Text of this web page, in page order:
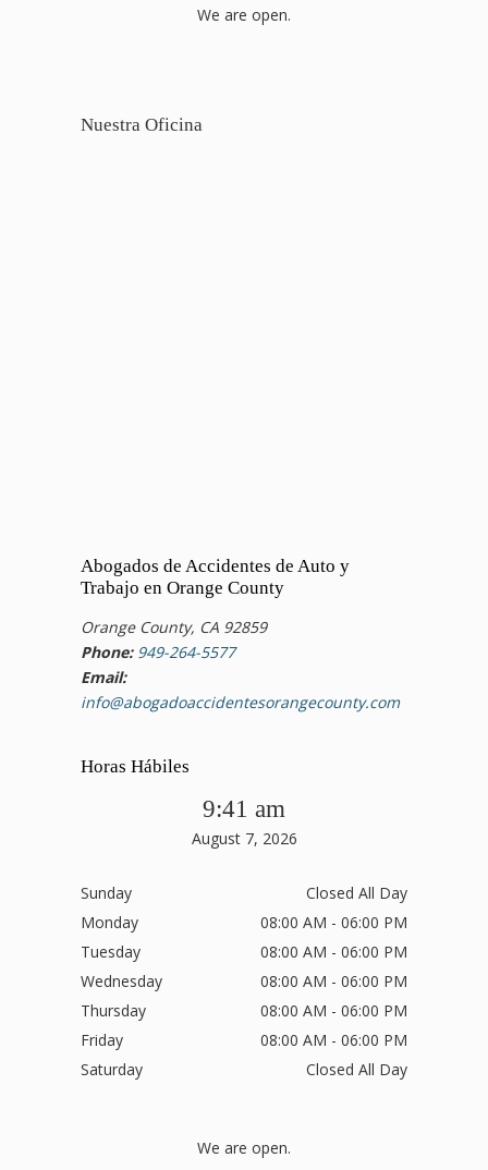
We are open.
Nuestra Oficina
Abogados de Accidentes de Auto y
Trabajo en Orange County
Orange County, CA 92859
Phone: 949-264-5577
Email:
info@abogadoaccidentesorangecounty.com
Horas Hábiles
9:41 am
August 7, 2026
Sunday
Closed All Day
Monday
08:00 AM - 06:00 PM
Tuesday
08:00 AM - 06:00 PM
Wednesday
08:00 AM - 06:00 PM
Thursday
08:00 AM - 06:00 PM
Friday
08:00 AM - 06:00 PM
Saturday
Closed All Day
We are open.